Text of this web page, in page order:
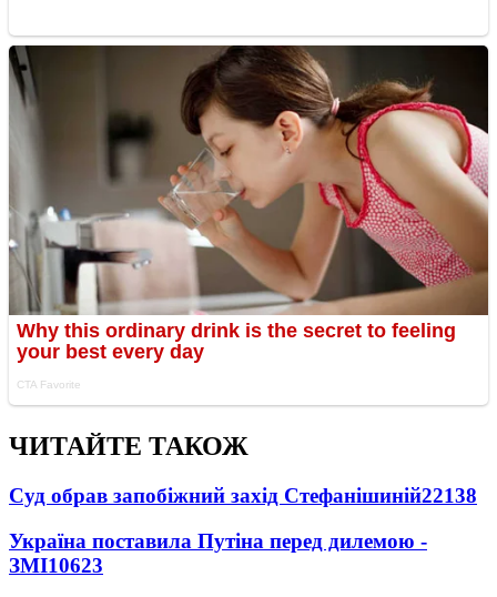
ЧИТАЙТЕ ТАКОЖ
Суд обрав запобіжний захід Стефанішиній22138
Україна поставила Путіна перед дилемою -
ЗМІ10623